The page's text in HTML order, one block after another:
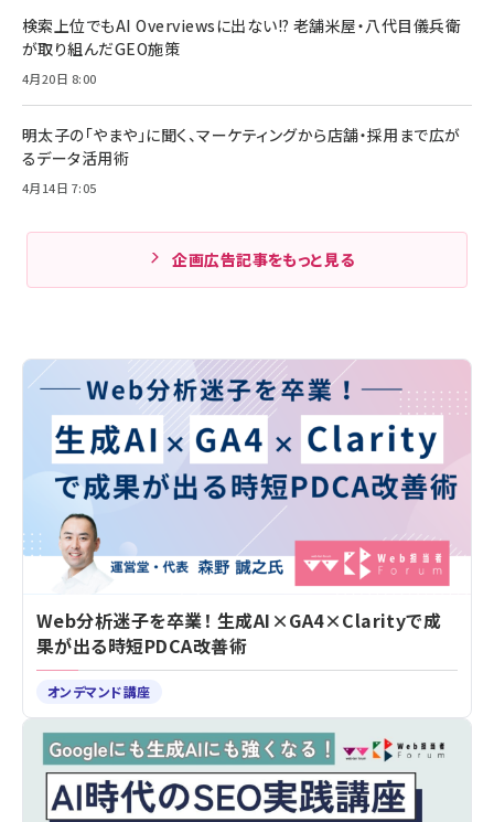
検索上位でもAI Overviewsに出ない!? 老舗米屋・八代目儀兵衛
が取り組んだGEO施策
4月20日 8:00
明太子の「やまや」に聞く、マーケティングから店舗・採用まで広が
るデータ活用術
4月14日 7:05
企画広告記事をもっと見る
Web分析迷子を卒業！ 生成AI×GA4×Clarityで成
果が出る時短PDCA改善術
オンデマンド講座